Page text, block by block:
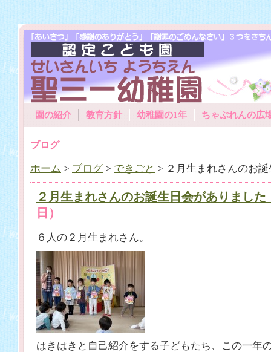
園の紹介 教育方針 幼稚園の1年 ちゃぷれんの広
ブログ
ホーム > ブログ> できごと > ２月生まれさんのお
２月生まれさんのお誕生日会がありました
日）
６人の２月生まれさん。
はきはきと自己紹介をする子どもたち、この一年